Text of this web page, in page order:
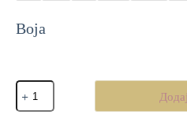
Boja
Neverovatna
uniseks
dukserica